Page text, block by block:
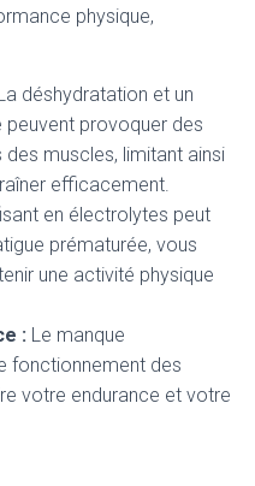
physique,
déshydratation et un
provoquer des
muscles, limitant ainsi
efficacement.
en électrolytes peut
prématurée, vous
une activité physique
: Le manque
fonctionnement des
votre endurance et votre